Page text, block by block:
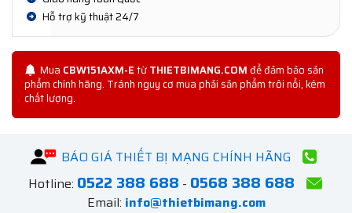
Hỗ trợ kỹ thuật 24/7
Mua CBW151AXM-EtừTHIETBIMANG.COMđể đảm bảo sản
phẩm chính hãng. Tránh nguy cơ mua phải sản phẩm trôi nổi, kém
chất lượng.
BÁO GIÁ THIẾT BỊ MẠNG CHÍNH HÃNG
Hotline: 0522 388 688 - 0568 388 688
Email: info@thietbimang.com